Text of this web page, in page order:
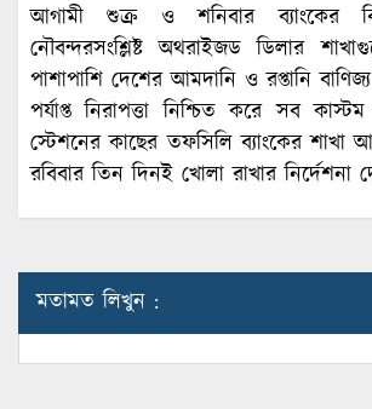
আগামী শুক্র ও শনিবার ব্যাংকের
নৌবন্দরসংশ্লিষ্ট অথরাইজড ডিলার
পাশাপাশি দেশের আমদানি ও রপ্তানি বাণিজ্য
পর্যাপ্ত নিরাপত্তা নিশ্চিত করে সব
স্টেশনের কাছের তফসিলি ব্যাংকের শাখা
রবিবার তিন দিনই খোলা রাখার নির্দেশনা
মতামত লিখুন :